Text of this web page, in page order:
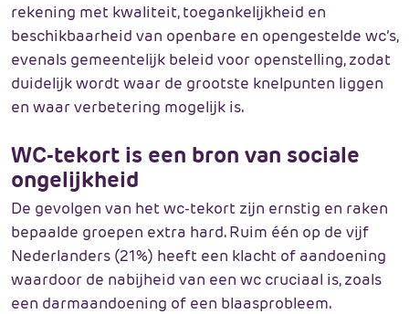
rekening met kwaliteit, toegankelijkheid en
beschikbaarheid van openbare en opengestelde wc’s,
evenals gemeentelijk beleid voor openstelling, zodat
duidelijk wordt waar de grootste knelpunten liggen
en waar verbetering mogelijk is.
WC-tekort is een bron van sociale
ongelijkheid
De gevolgen van het wc-tekort zijn ernstig en raken
bepaalde groepen extra hard. Ruim één op de vijf
Nederlanders (21%) heeft een klacht of aandoening
waardoor de nabijheid van een wc cruciaal is, zoals
een darmaandoening of een blaasprobleem.